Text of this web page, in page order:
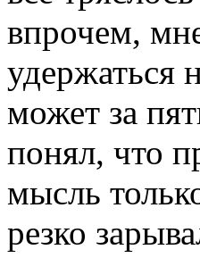
впрочем,
удержаться
может за
понял, что
мысль
резко